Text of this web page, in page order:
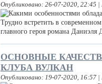
Опубликовано: 26-07-2020, 22:45
Трудно встретить в
главного героя романа
ОСНОВНЫЕ
КЛУБА ВУЛКАН
Опубликовано: 19-07-2020, 16:57